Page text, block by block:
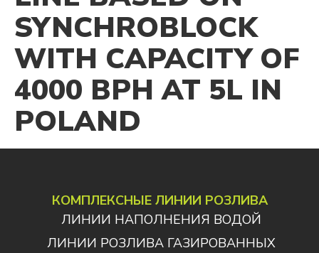
SYNCHROBLOCK
WITH CAPACITY OF
4000 BPH AT 5L IN
POLAND
КОМПЛЕКСНЫЕ ЛИНИИ РОЗЛИВА
ЛИНИИ НАПОЛНЕНИЯ ВОДОЙ
ЛИНИИ РОЗЛИВА ГАЗИРОВАННЫХ